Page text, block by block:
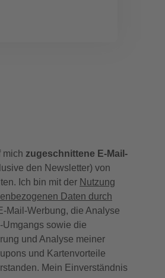
mich zugeschnittene E-Mail-
den Newsletter) von
Ich bin mit der Nutzung
Daten durch
Mail-Werbung, die Analyse
Umgangs sowie die
und Analyse meiner
und Kartenvorteile
Mein Einverständnis